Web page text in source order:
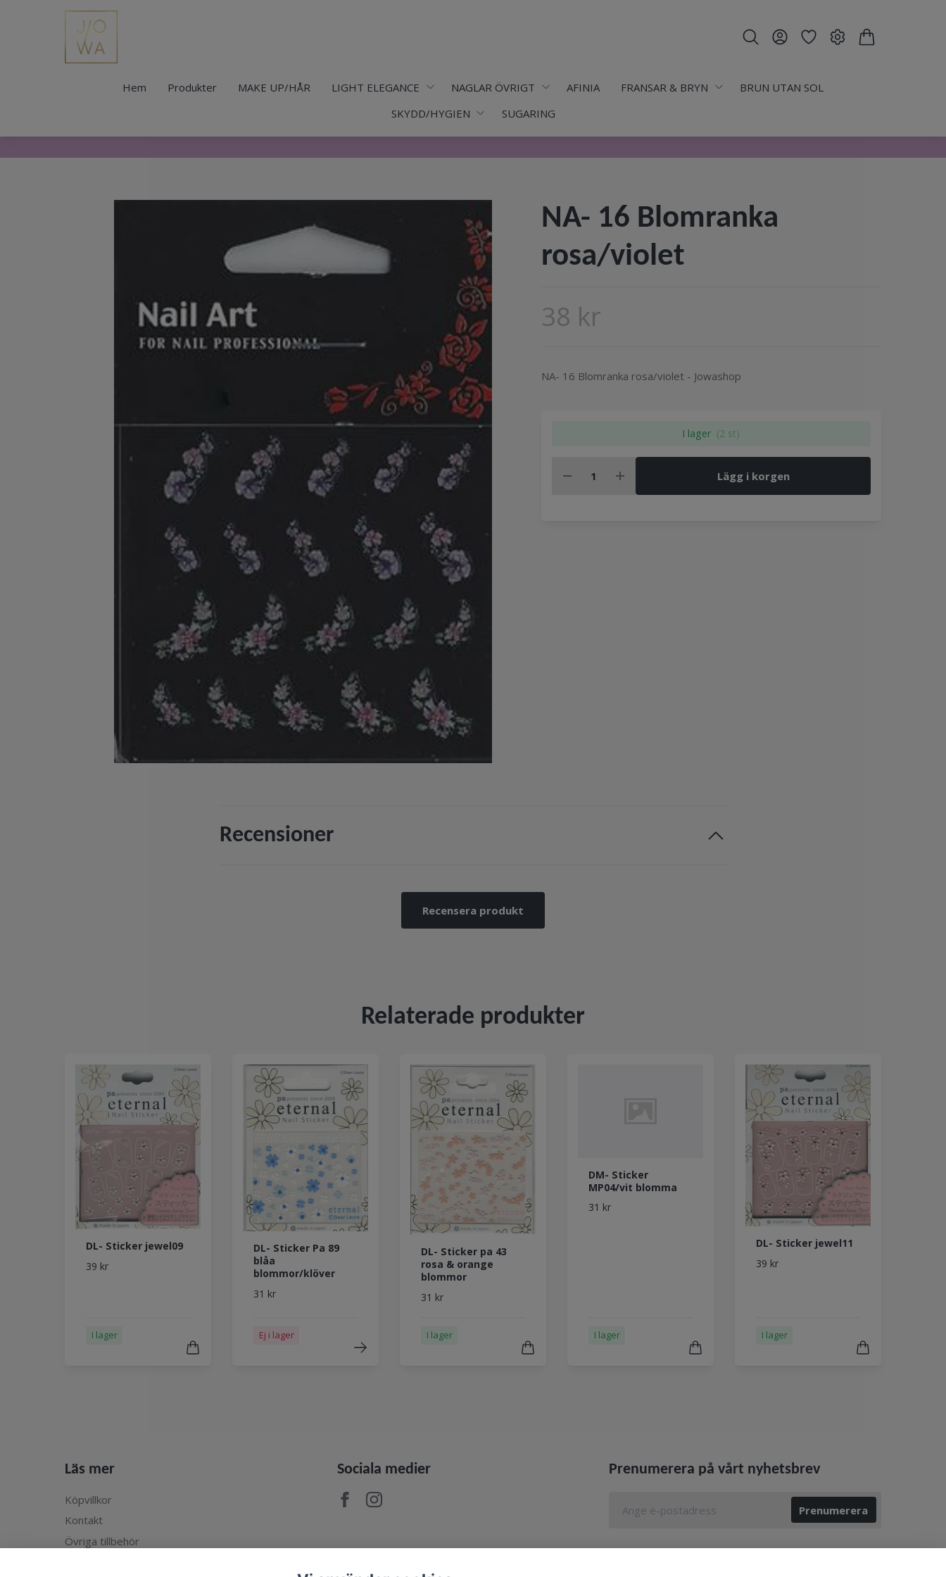
Hem Produkter MAKE UP/HÅR LIGHT ELEGANCE NAGLAR ÖVRIGT AFINIA FRANSAR & BRYN
BRUN UTAN SOL
SKYDD/HYGIEN
SUGARING
NA- 16 Blomranka
rosa/violet
38 kr
NA- 16 Blomranka rosa/violet - Jowashop
I lager (2 st)
Lägg i korgen
Recensioner
Recensera produkt
Relaterade produkter
DL- Sticker jewel09
39 kr
I lager
DL- Sticker Pa 89
blåa
blommor/klöver
31 kr
Ej i lager
DL- Sticker pa 43
rosa & orange
blommor
31 kr
I lager
DM- Sticker
MP04/vit blomma
31 kr
I lager
DL- Sticker jewel11
39 kr
I lager
Läs mer
Köpvillkor
Kontakt
Övriga tillbehör
Sociala medier Prenumerera på vårt nyhetsbrev
Prenumerera